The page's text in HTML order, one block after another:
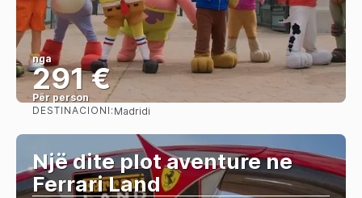
nga
291 €
Për person
DESTINACIONI: Madridi
Një dite plot aventure ne
Ferrari Land